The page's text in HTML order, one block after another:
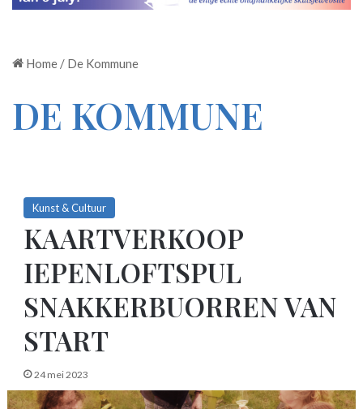
Home / De Kommune
DE KOMMUNE
Kunst & Cultuur
KAARTVERKOOP
IEPENLOFTSPUL
SNAKKERBUORREN VAN
START
24 mei 2023